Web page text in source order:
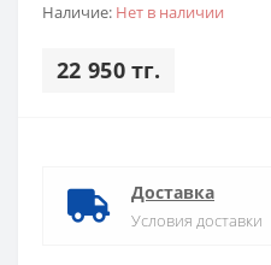
Наличие: Нет в наличии
22 950 тг.
Доставка
Условия доставки